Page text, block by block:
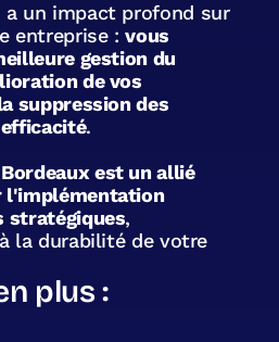
a un impact profond sur
entreprise :vous
gestion du
de vos
suppression des
.
est un allié
l'implémentation
stratégiques,
la durabilité de votre
plus :